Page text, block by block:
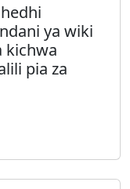
ya wiki
kichwa
pia za